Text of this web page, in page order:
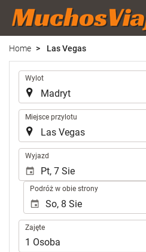
Home Las Vegas
Trasa
Wylot
Miejsce przylotu
Wyjazd
Podróż w obie strony
Zajęte
Zajęte
1 Osoba